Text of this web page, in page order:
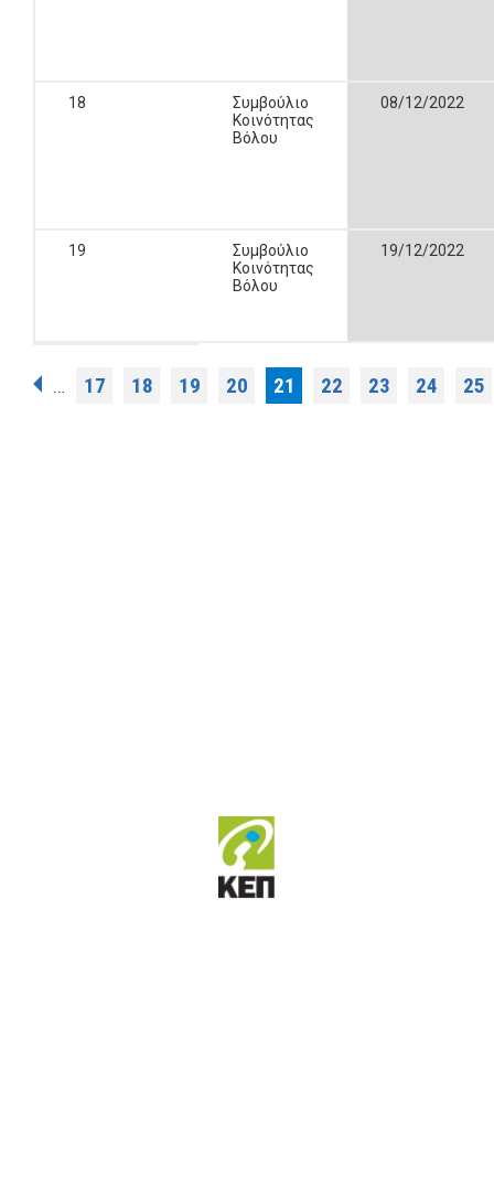
18
Συμβούλιο
Κοινότητας
Βόλου
08/12/2022
19
Συμβούλιο
Κοινότητας
Βόλου
19/12/2022
Σελίδες
… 17 18 19 20 21 22 23 24 25